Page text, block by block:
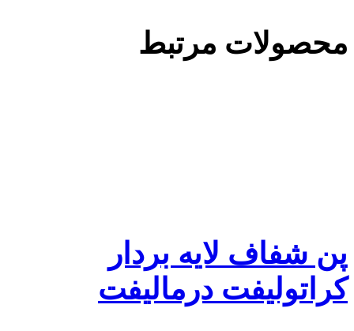
محصولات مرتبط
پن شفاف لایه بردار
کراتولیفت درمالیفت